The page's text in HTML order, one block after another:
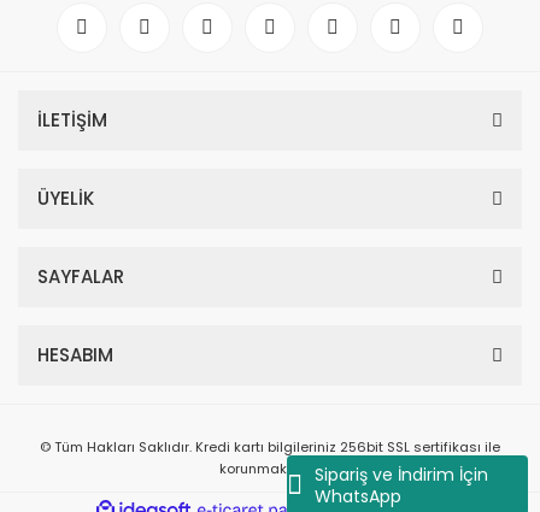
Sipariş ve İndirim İçin
WhatsApp
İLETİŞİM
ÜYELİK
SAYFALAR
HESABIM
© Tüm Hakları Saklıdır. Kredi kartı bilgileriniz 256bit SSL sertifikası ile
korunmaktadır.